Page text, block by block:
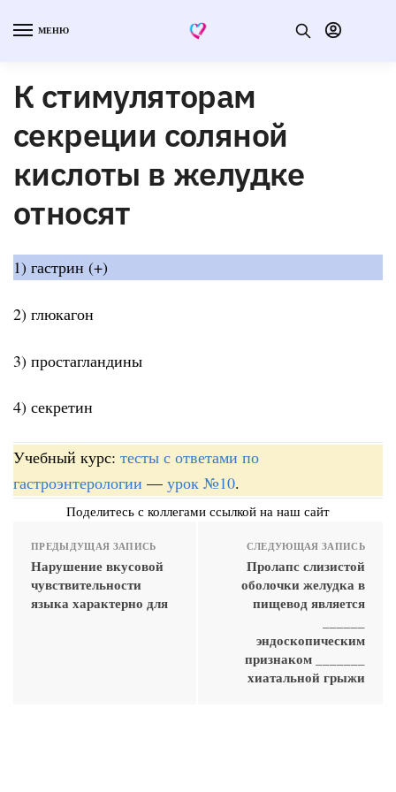
МЕНЮ
К стимуляторам
секреции соляной
кислоты в желудке
относят
1) гастрин (+)
2) глюкагон
3) простагландины
4) секретин
Учебный курс: тесты с ответами по
гастроэнтерологии — урок №10.
Поделитесь с коллегами ссылкой на наш сайт
ПРЕДЫДУЩАЯ ЗАПИСЬ
Нарушение вкусовой
чувствительности
языка характерно для
СЛЕДУЮЩАЯ ЗАПИСЬ
Пролапс слизистой
оболочки желудка в
пищевод является
эндоскопическим
признаком _______
хиатальной грыжи